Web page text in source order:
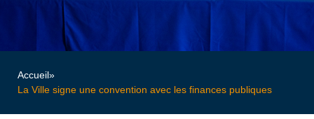
Accueil»
La Ville signe une convention avec les finances publiques